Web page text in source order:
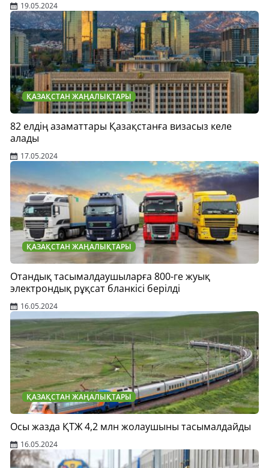
19.05.2024
ҚАЗАҚСТАН ЖАҢАЛЫҚТАРЫ
82 елдің азаматтары Қазақстанға визасыз келе
алады
17.05.2024
ҚАЗАҚСТАН ЖАҢАЛЫҚТАРЫ
Отандық тасымалдаушыларға 800-ге жуық
электрондық рұқсат бланкісі берілді
16.05.2024
ҚАЗАҚСТАН ЖАҢАЛЫҚТАРЫ
Осы жазда ҚТЖ 4,2 млн жолаушыны тасымалдайды
16.05.2024